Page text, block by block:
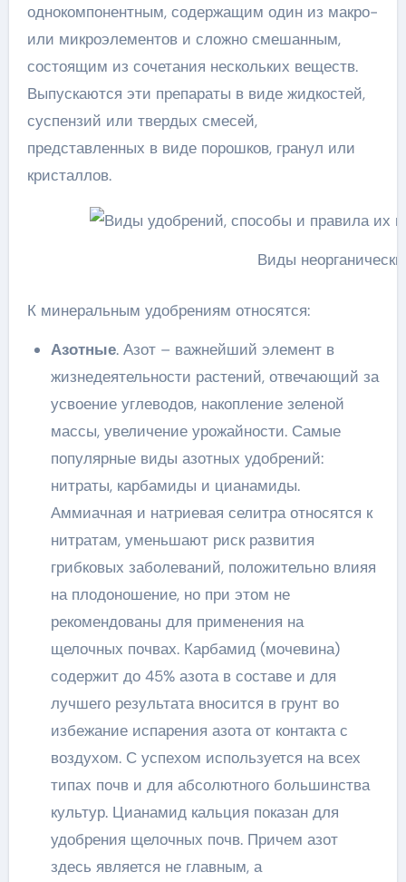
однокомпонентным, содержащим один из макро-
или микроэлементов и сложно смешанным,
состоящим из сочетания нескольких веществ.
Выпускаются эти препараты в виде жидкостей,
суспензий или твердых смесей,
представленных в виде порошков, гранул или
кристаллов.
Виды
К минеральным удобрениям относятся:
Азотные. Азот – важнейший элемент в
жизнедеятельности растений, отвечающий за
усвоение углеводов, накопление зеленой
массы, увеличение урожайности. Самые
популярные виды азотных удобрений:
нитраты, карбамиды и цианамиды.
Аммиачная и натриевая селитра относятся к
нитратам, уменьшают риск развития
грибковых заболеваний, положительно влияя
на плодоношение, но при этом не
рекомендованы для применения на
щелочных почвах. Карбамид (мочевина)
содержит до 45% азота в составе и для
лучшего результата вносится в грунт во
избежание испарения азота от контакта с
воздухом. С успехом используется на всех
типах почв и для абсолютного большинства
культур. Цианамид кальция показан для
удобрения щелочных почв. Причем азот
здесь является не главным, а